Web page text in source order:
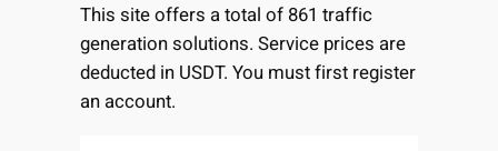
This site offers a total of 861 traffic
generation solutions. Service prices are
deducted in USDT. You must first register
an account.